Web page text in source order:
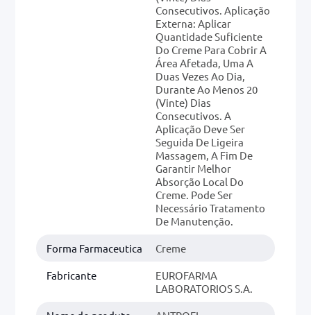
Consecutivos. Aplicação
Externa: Aplicar
Quantidade Suficiente
Do Creme Para Cobrir A
Área Afetada, Uma A
Duas Vezes Ao Dia,
Durante Ao Menos 20
(vinte) Dias
Consecutivos. A
Aplicação Deve Ser
Seguida De Ligeira
Massagem, A Fim De
Garantir Melhor
Absorção Local Do
Creme. Pode Ser
Necessário Tratamento
De Manutenção.
Forma Farmaceutica Creme
Fabricante
EUROFARMA
LABORATORIOS S.A.